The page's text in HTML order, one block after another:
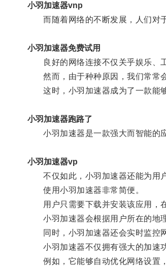
小羽加速器vnp
而随着网络的不断发展，人们对于
小羽加速器免费试用
良好的网络连接不仅关乎娱乐、工
然而，由于种种原因，我们常常会
这时，小羽加速器成为了一款能够
小羽加速器跑路了
小羽加速器是一款强大而智能的应
小羽加速器vp
不仅如此，小羽加速器还能为用户
使用小羽加速器非常简便。
用户只需要下载并安装该应用，在
小羽加速器会根据用户所在的地理
同时，小羽加速器还会实时监控网
小羽加速器不仅拥有强大的加速功
例如，它能够自动优化网络设置，